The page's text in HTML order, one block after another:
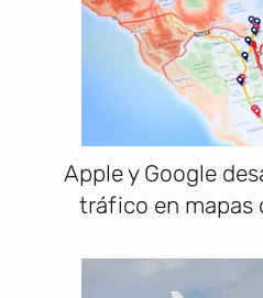
Apple y Google
tráfico en mapas